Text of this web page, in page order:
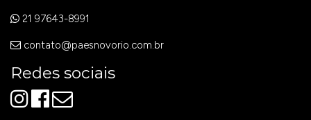
21 97643-8991
contato@paesnovorio.com.br
Redes sociais